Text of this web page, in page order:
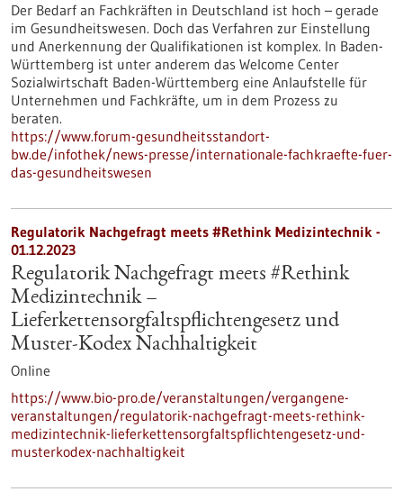
Der Bedarf an Fachkräften in Deutschland ist hoch – gerade
im Gesundheitswesen. Doch das Verfahren zur Einstellung
und Anerkennung der Qualifikationen ist komplex. In Baden-
Württemberg ist unter anderem das Welcome Center
Sozialwirtschaft Baden-Württemberg eine Anlaufstelle für
Unternehmen und Fachkräfte, um in dem Prozess zu
beraten.
https://www.forum-gesundheitsstandort-
bw.de/infothek/news-presse/internationale-fachkraefte-fuer-
das-gesundheitswesen
Regulatorik Nachgefragt meets #Rethink Medizintechnik -
01.12.2023
Regulatorik Nachgefragt meets #Rethink
Medizintechnik –
Lieferkettensorgfaltspflichtengesetz und
Muster-Kodex Nachhaltigkeit
Online
https://www.bio-pro.de/veranstaltungen/vergangene-
veranstaltungen/regulatorik-nachgefragt-meets-rethink-
medizintechnik-lieferkettensorgfaltspflichtengesetz-und-
musterkodex-nachhaltigkeit